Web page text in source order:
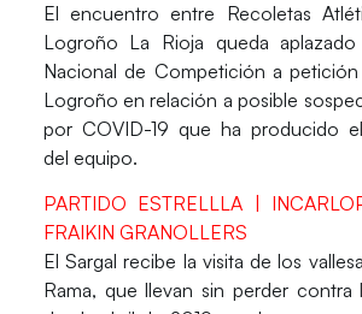
El encuentro entre Recoletas
Logroño La Rioja queda
Nacional de Competición a
Logroño en relación a posible
por COVID-19 que ha producido
del equipo.
PARTIDO ESTRELLLA |
FRAIKIN GRANOLLERS
El Sargal recibe la visita de los
Rama, que llevan sin perder contra